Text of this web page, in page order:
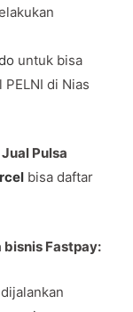
untuk bisa
di Nias
Pulsa
bisa daftar
Fastpay: